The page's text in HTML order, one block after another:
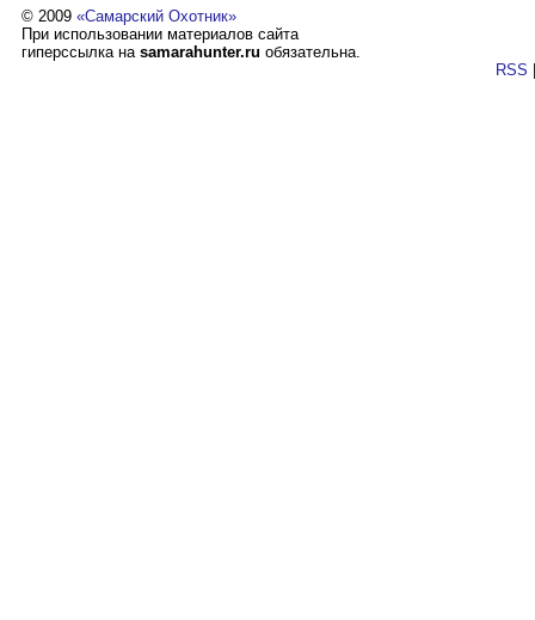
© 2009 «Самарский Охотник»
При использовании материалов сайта
гиперссылка на samarahunter.ru обязательна.
RSS